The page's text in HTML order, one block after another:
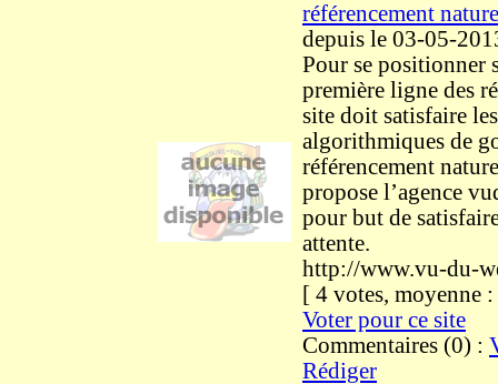
référencement
depuis le 03-05-
Pour se positionner
première ligne des
site doit satisfaire
algorithmiques de
référencement
propose l’agence
pour but de
attente.
http://www.vu-du-
[ 4 votes,
Voter pour ce site
Commentaires (0) :
Rédiger